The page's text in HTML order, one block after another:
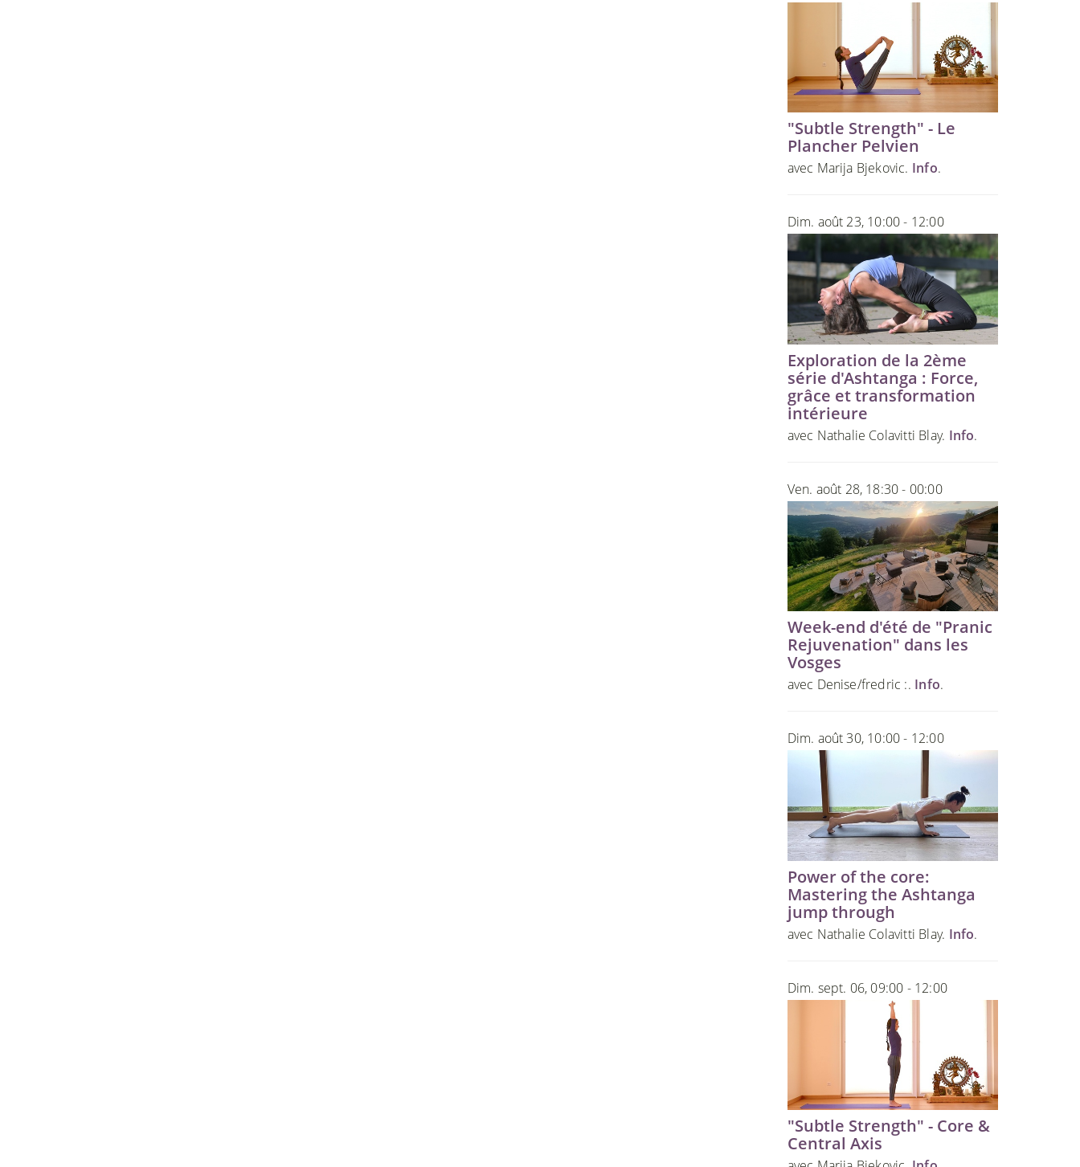
"Subtle Strength" - Le
Plancher Pelvien
avec Marija Bjekovic. Info.
Dim. août 23, 10:00 - 12:00
Exploration de la 2ème
série d'Ashtanga : Force,
grâce et transformation
intérieure
avec Nathalie Colavitti Blay. Info.
Ven. août 28, 18:30 - 00:00
Week-end d'été de "Pranic
Rejuvenation" dans les
Vosges
avec Denise/fredric :. Info.
Dim. août 30, 10:00 - 12:00
Power of the core:
Mastering the Ashtanga
jump through
avec Nathalie Colavitti Blay. Info.
Dim. sept. 06, 09:00 - 12:00
"Subtle Strength" - Core &
Central Axis